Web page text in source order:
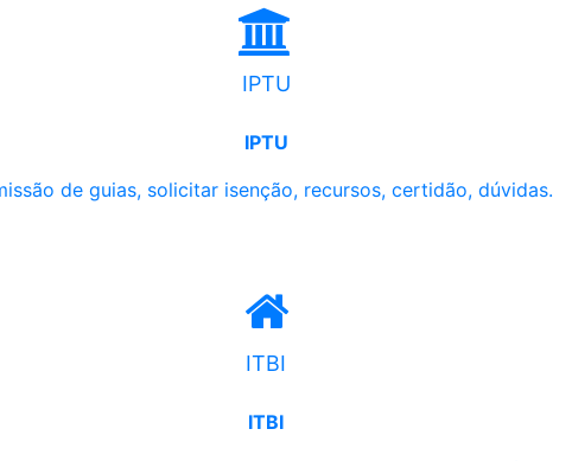
IPTU
IPTU
de guias, solicitar isenção, recursos, certidão, dúvidas.
ITBI
ITBI